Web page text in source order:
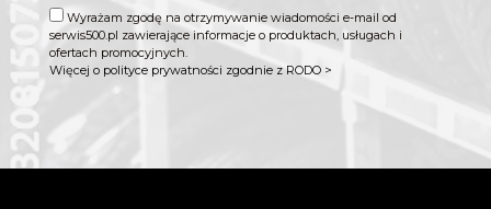
Wyrażam zgodę na otrzymywanie wiadomości e-mail od
serwis500.pl zawierające informacje o produktach, usługach i
ofertach promocyjnych.
Więcej o polityce prywatności zgodnie z RODO >